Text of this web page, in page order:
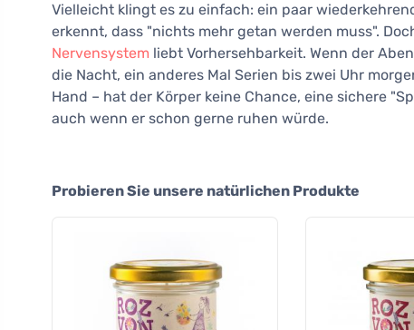
Vielleicht klingt es zu einfach: ein paar
erkennt, dass "nichts mehr getan werden muss".
Nervensystem liebt Vorhersehbarkeit. Wenn der
die Nacht, ein anderes Mal Serien bis zwei Uhr
Hand – hat der Körper keine Chance, eine sichere
auch wenn er schon gerne ruhen würde.
Probieren Sie unsere natürlichen Produkte